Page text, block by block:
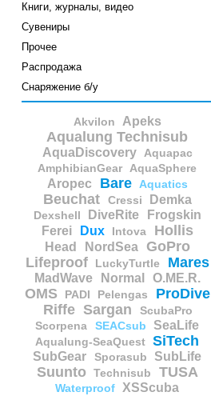
Книги, журналы, видео
Сувениры
Прочее
Распродажа
Снаряжение б/у
Akvilon Apeks
Aqualung Technisub
AquaDiscovery Aquapac
AmphibianGear AquaSphere
Aropec Bare Aquatics
Beuchat Cressi Demka
Dexshell DiveRite
Frogskin
Ferei
Dux Intova Hollis
Head NordSea
GoPro
Lifeproof
LuckyTurtle Mares
MadWave Normal O.ME.R.
OMS PADI Pelengas
ProDive
Riffe Sargan
ScubaPro
Scorpena
SEACsub SeaLife
Aqualung-SeaQuest SiTech
SubGear Sporasub SubLife
Suunto Technisub TUSA
Waterproof XSScuba